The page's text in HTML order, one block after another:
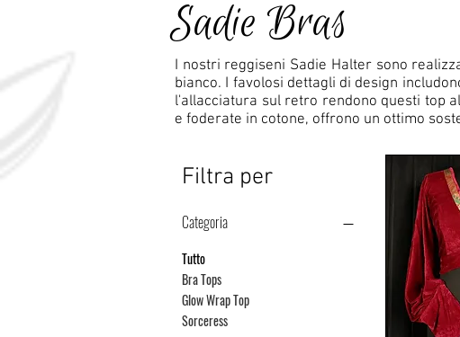
Sadie Bras
I nostri reggiseni Sadie Halter sono
bianco. I favolosi dettagli di design
l'allacciatura sul retro rendono questi top
e foderate in cotone, offrono un ottimo
Filtra per
Categoria
Tutto
Bra Tops
Glow Wrap Top
Sorceress